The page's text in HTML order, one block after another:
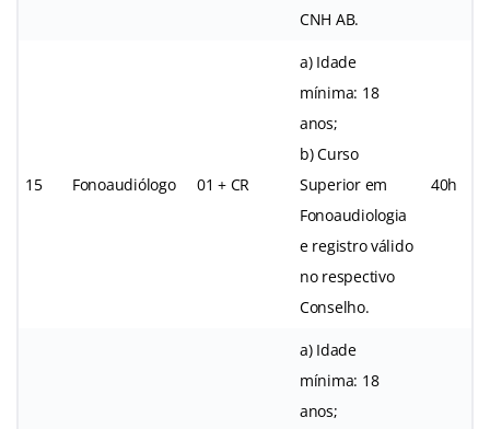
CNH AB.
15 Fonoaudiólogo 01 + CR
a) Idade
mínima: 18
anos;
b) Curso
Superior em
Fonoaudiologia
e registro válido
no respectivo
Conselho.
40h
a) Idade
mínima: 18
anos;